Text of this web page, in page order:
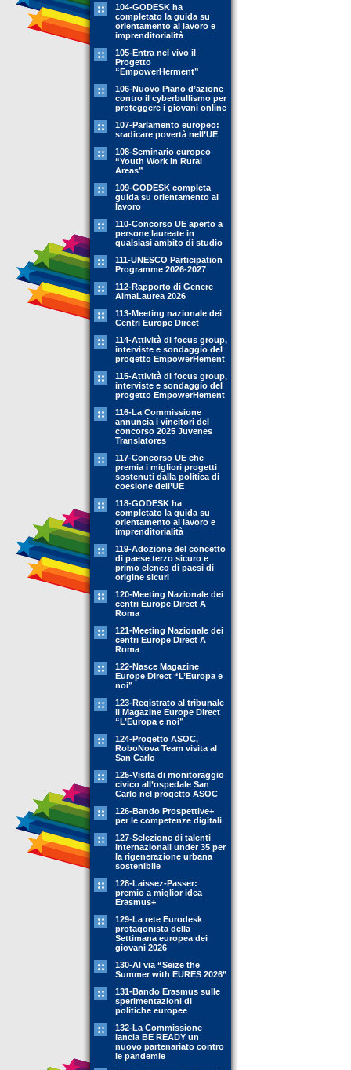
104-GODESK ha
completato la guida su
orientamento al lavoro e
imprenditorialità
105-Entra nel vivo il
Progetto
“EmpowerHerment”
106-Nuovo Piano d’azione
contro il cyberbullismo per
proteggere i giovani online
107-Parlamento europeo:
sradicare povertà nell’UE
108-Seminario europeo
“Youth Work in Rural
Areas”
109-GODESK completa
guida su orientamento al
lavoro
110-Concorso UE aperto a
persone laureate in
qualsiasi ambito di studio
111-UNESCO Participation
Programme 2026-2027
112-Rapporto di Genere
AlmaLaurea 2026
113-Meeting nazionale dei
Centri Europe Direct
114-Attività di focus group,
interviste e sondaggio del
progetto EmpowerHement
115-Attività di focus group,
interviste e sondaggio del
progetto EmpowerHement
116-La Commissione
annuncia i vincitori del
concorso 2025 Juvenes
Translatores
117-Concorso UE che
premia i migliori progetti
sostenuti dalla politica di
coesione dell’UE
118-GODESK ha
completato la guida su
orientamento al lavoro e
imprenditorialità
119-Adozione del concetto
di paese terzo sicuro e
primo elenco di paesi di
origine sicuri
120-Meeting Nazionale dei
centri Europe Direct A
Roma
121-Meeting Nazionale dei
centri Europe Direct A
Roma
122-Nasce Magazine
Europe Direct “L’Europa e
noi”
123-Registrato al tribunale
il Magazine Europe Direct
“L’Europa e noi”
124-Progetto ASOC,
RoboNova Team visita al
San Carlo
125-Visita di monitoraggio
civico all’ospedale San
Carlo nel progetto ASOC
126-Bando Prospettive+
per le competenze digitali
127-Selezione di talenti
internazionali under 35 per
la rigenerazione urbana
sostenibile
128-Laissez-Passer:
premio a miglior idea
Erasmus+
129-La rete Eurodesk
protagonista della
Settimana europea dei
giovani 2026
130-Al via “Seize the
Summer with EURES 2026”
131-Bando Erasmus sulle
sperimentazioni di
politiche europee
132-La Commissione
lancia BE READY un
nuovo partenariato contro
le pandemie